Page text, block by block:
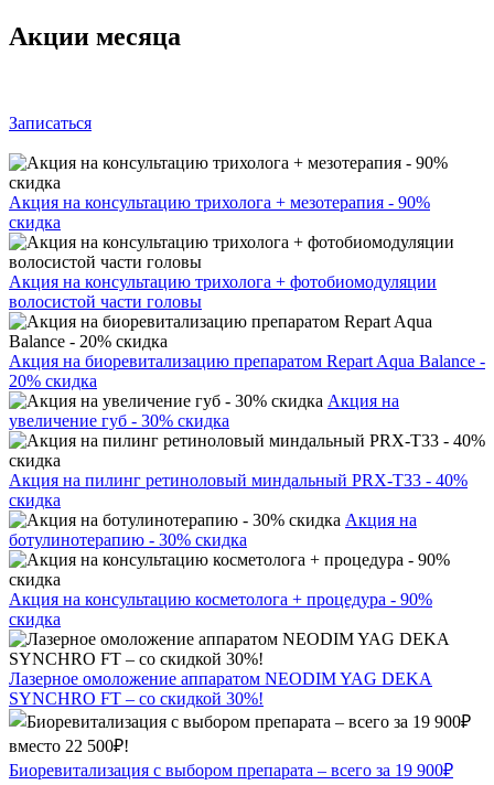
Акции месяца
Записаться
Акция на консультацию трихолога + мезотерапия - 90%
скидка
Акция на консультацию трихолога + фотобиомодуляции
волосистой части головы
Акция на биоревитализацию препаратом Repart Aqua Balance -
20% скидка
Акция на
увеличение губ - 30% скидка
Акция на пилинг ретиноловый миндальный PRX-T33 - 40%
скидка
Акция на
ботулинотерапию - 30% скидка
Акция на консультацию косметолога + процедура - 90%
скидка
Лазерное омоложение аппаратом NEODIM YAG DEKA
SYNCHRO FT – со скидкой 30%!
Биоревитализация с выбором препарата – всего за 19 900₽